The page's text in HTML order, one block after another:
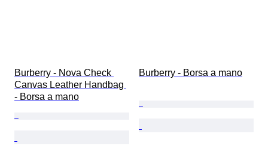
Burberry - Nova Check
Canvas Leather Handbag
- Borsa a mano
Burberry - Borsa a mano